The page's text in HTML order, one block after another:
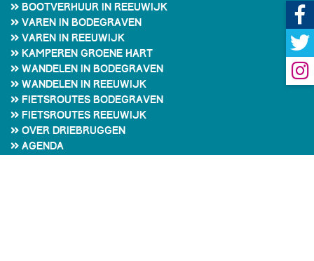
Bootverhuur in Reeuwijk
Varen in Bodegraven
Varen in Reeuwijk
Kamperen Groene Hart
Wandelen in Bodegraven
Wandelen in Reeuwijk
Fietsroutes Bodegraven
Fietsroutes Reeuwijk
Over Driebruggen
Agenda